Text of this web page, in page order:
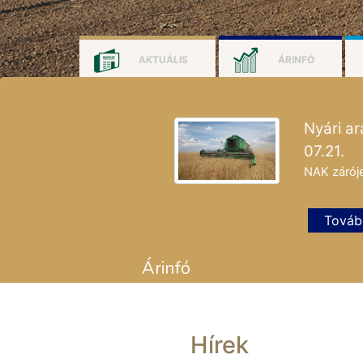
AKTUÁLIS ÁRINFÓ
Nyári
07.21.
NAK
Árinfó
BÉT Áruszekció statisztika
Hírek